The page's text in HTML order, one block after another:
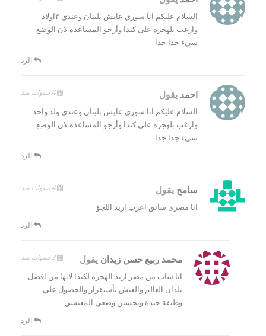
السلام عليكم انا سوري عايش بلبنان وعندي ٣اولاد
وارغب بلهجره على كندا وأرجو المساعده لان الوضع
سيء جدا جدا
الرد
احمد يقول 4 سنوات منذ
السلام عليكم انا سوري عايش بلبنان وعندي ولد واحد
وارغب بلهجره على كندا وأرجو المساعده لان الوضع
سيء جدا جدا
الرد
سامح يقول 4 سنوات منذ
انا مصرى سائق اعزب اريد اللجؤ
الرد
محمد ربيع حسن زيدانيقول 3 سنوات منذ
انا شاب من مصر اريد الهجره لكندا لانها من افضل
بلدان العالم والعيش بأستقرار والحصول علي
وظيفة جيدة وتحسين وضعي المعيشي
الرد